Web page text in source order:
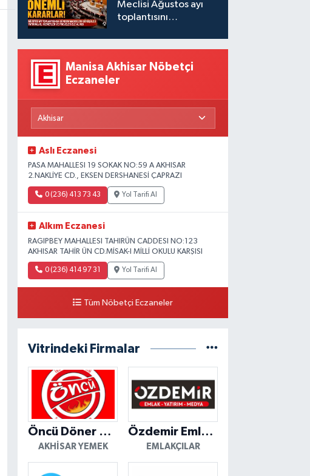
Meclisi Ağustos ayı
toplantısını
Manisa Akhisar Nöbetçi
Eczaneler
Aslı Eczanesi
PASA MAHALLESI 19 SOKAK NO:59 A AKHISAR
2.NAKLİYE CD., EKSEN DERSHANESİ ÇAPRAZI
0 (236) 413 73 43 Yol Tarifi Al
Alkım Eczanesi
RAGIPBEY MAHALLESI TAHIRÜN CADDESI NO:123
AKHISAR TAHİR ÜN CD.MİSAK-I MİLLİ OKULU KARŞISI
0 (236) 414 97 31 Yol Tarifi Al
Tüm Nöbetçi Eczaneler
Vitrindeki Firmalar
Öncü Döner Akhisar
AKHISAR YEMEK
Özdemir Emlak Yatırım
EMLAKÇILAR